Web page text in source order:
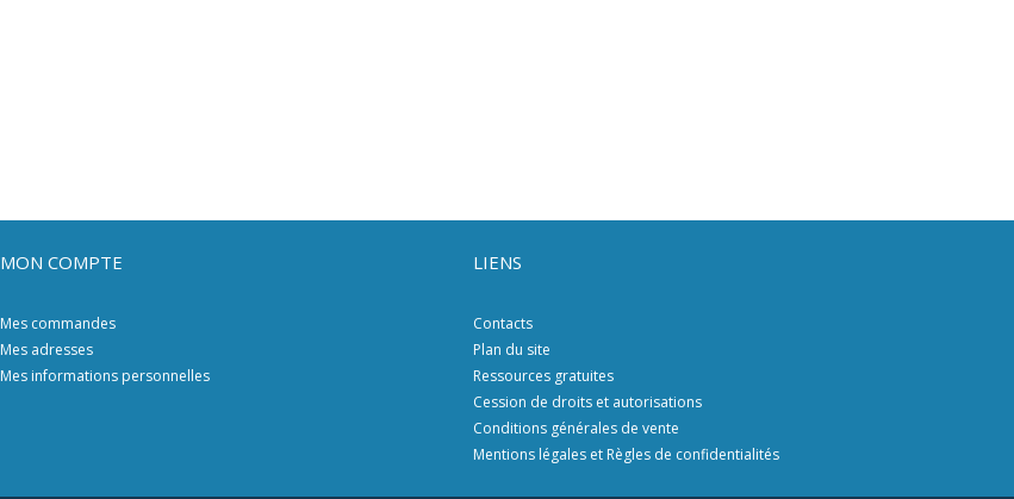
MON COMPTE
Mes commandes
Mes adresses
Mes informations personnelles
LIENS
Contacts
Plan du site
Ressources gratuites
Cession de droits et autorisations
Conditions générales de vente
Mentions légales et Règles de confidentialités